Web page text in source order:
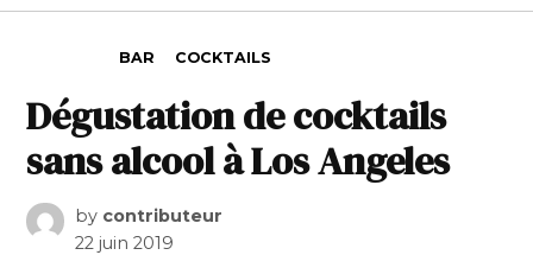
BAR COCKTAILS
Dégustation de cocktails
sans alcool à Los Angeles
by contributeur
22 juin 2019